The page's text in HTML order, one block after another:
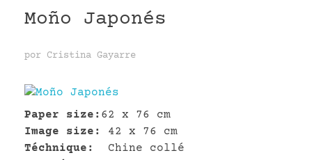
Moño Japonés
por Cristina Gayarre
Paper size: 62 x 76 cm
Image size: 42 x 76 cm
Téchnique:
Chine collé